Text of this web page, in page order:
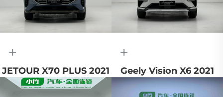
+
JETOUR X70 PLUS 2021
+
Geely Vision X6 2021